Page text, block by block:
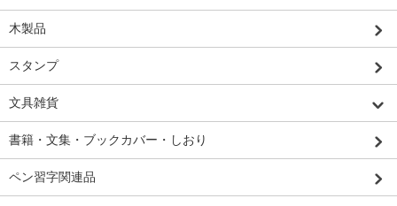
木製品
スタンプ
文具雑貨
書籍・文集・ブックカバー・しおり
ペン習字関連品